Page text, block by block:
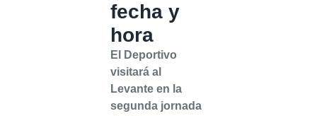
fecha y
hora
El Deportivo
visitará al
Levante en la
segunda jornada